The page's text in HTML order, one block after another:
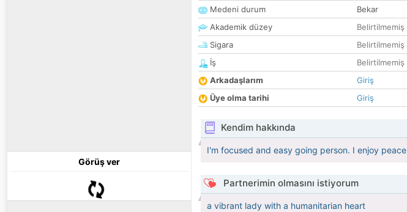
Görüş ver
Medeni durum
Bekar
Akademik düzey
Belirtilmemiş
Sigara
Belirtilmemiş
İş
Belirtilmemiş
Arkadaşlarım
Giriş
Üye olma tarihi
Giriş
Kendim hakkında
I'm focused and easy going person. I enjoy peace
Partnerimin olmasını istiyorum
a vibrant lady with a humanitarian heart